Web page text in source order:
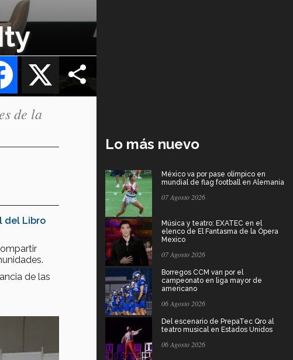
X
Facebook
de la
del Libro
de las
Lo más nuevo
México va por pase olímpico en
mundial de flag football en Alemania
07 Agosto 2026
Música y teatro: EXATEC en el
elenco de El Fantasma de la Ópera
Mexico
07 Agosto 2026
Borregos CCM van por el
campeonato en liga mayor de
americano
06 Agosto 2026
Del escenario de PrepaTec Qro al
teatro musical en Estados Unidos
06 Agosto 2026